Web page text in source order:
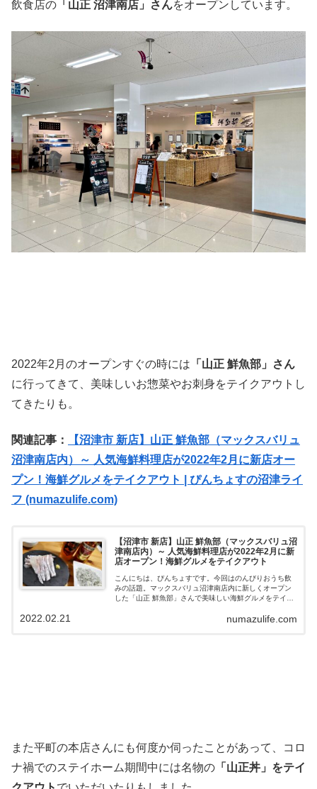
飲食店の 「山正 沼津南店」さんをオープンしています。
2022年2月のオープンすぐの時には 「山正 鮮魚部」さん
に行ってきて、美味しいお惣菜やお刺身をテイクアウトし
てきたりも。
関連記事：
【沼津市 新店】山正 鮮魚部（マックスバリュ
沼津南店内）～ 人気海鮮料理店が2022年2月に新店オー
プン！海鮮グルメをテイクアウト | ぴんちょすの沼津ライ
フ (numazulife.com)
【沼津市 新店】山正 鮮魚部（マックスバリュ沼
津南店内）～ 人気海鮮料理店が2022年2月に新
店オープン！海鮮グルメをテイクアウト
こんにちは、ぴんちょすです。今回はのんびりおうち飲
みの話題。マックスバリュ沼津南店内に新しくオープン
した「山正 鮮魚部」さんで美味しい海鮮グルメをテイク
沼津南店内「山正 鮮魚部」さん2022...numazulife.com
2022.02.21
また平町の本店さんにも何度か伺ったことがあって、コロ
ナ禍でのステイホーム期間中には名物の 「山正丼」をテイ